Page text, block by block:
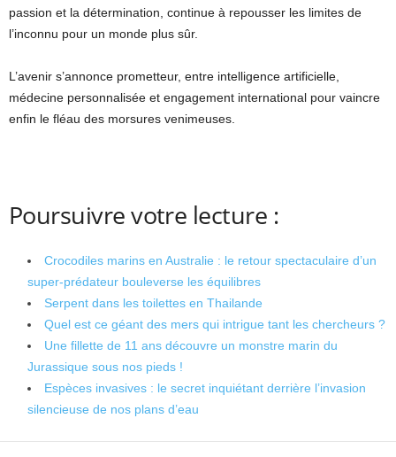
passion et la détermination, continue à repousser les limites de
l’inconnu pour un monde plus sûr.
L’avenir s’annonce prometteur, entre intelligence artificielle,
médecine personnalisée et engagement international pour vaincre
enfin le fléau des morsures venimeuses.
Poursuivre votre lecture :
Crocodiles marins en Australie : le retour spectaculaire d’un
super-prédateur bouleverse les équilibres
Serpent dans les toilettes en Thailande
Quel est ce géant des mers qui intrigue tant les chercheurs ?
Une fillette de 11 ans découvre un monstre marin du
Jurassique sous nos pieds !
Espèces invasives : le secret inquiétant derrière l’invasion
silencieuse de nos plans d’eau